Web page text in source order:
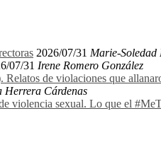
2026/07/31 Marie-Soledad
07/31 Irene Romero González
Relatos de violaciones que
Herrera Cárdenas
violencia sexual. Lo que el